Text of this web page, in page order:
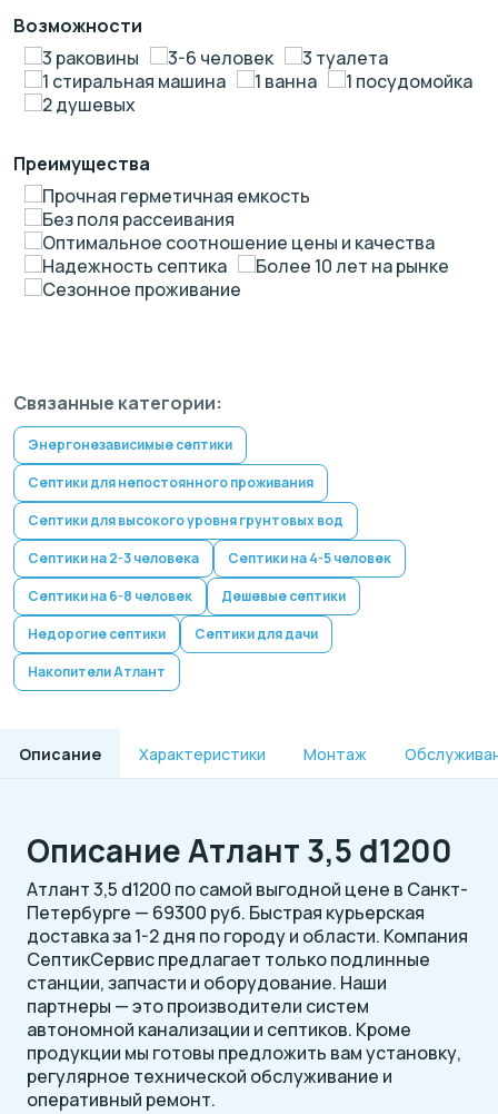
Возможности
3 раковины
3-6 человек
3 туалета
1 стиральная машина
1 ванна
1 посудомойка
2 душевых
Преимущества
Прочная герметичная емкость
Без поля рассеивания
Оптимальное соотношение цены и качества
Надежность септика
Более 10 лет на рынке
Сезонное проживание
Связанные категории:
Энергонезависимые септики
Септики для непостоянного проживания
Септики для высокого уровня грунтовых вод
Септики на 2-3 человека
Септики на 4-5 человек
Септики на 6-8 человек
Дешевые септики
Недорогие септики
Септики для дачи
Накопители Атлант
Описание Характеристики Монтаж
Описание Атлант 3,5 d1200
Атлант 3,5 d1200 по самой выгодной цене в Санкт-
Петербурге — 69300 руб. Быстрая курьерская
доставка за 1-2 дня по городу и области. Компания
СептикСервис предлагает только подлинные
станции, запчасти и оборудование. Наши
партнеры — это производители систем
автономной канализации и септиков. Кроме
продукции мы готовы предложить вам установку,
регулярное технической обслуживание и
оперативный ремонт.